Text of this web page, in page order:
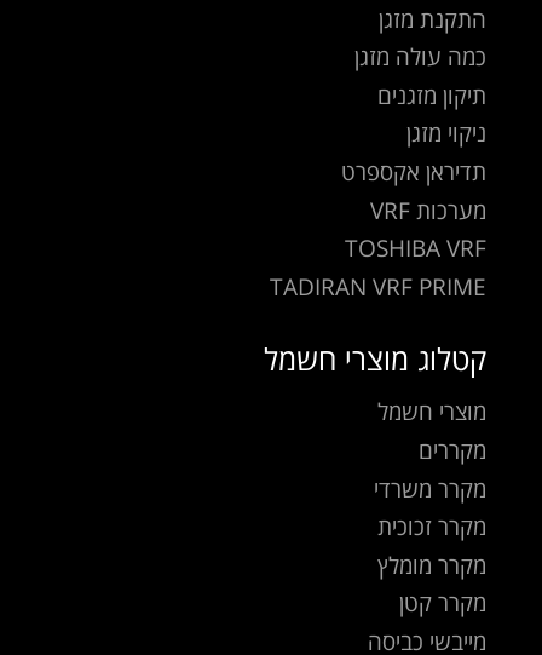
התקנת מזגן
כמה עולה מזגן
תיקון מזגנים
ניקוי מזגן
תדיראן אקספרט
מערכות VRF
TOSHIBA VRF
TADIRAN VRF PRIME
קטלוג מוצרי חשמל
מוצרי חשמל
מקררים
מקרר משרדי
מקרר זכוכית
מקרר מומלץ
מקרר קטן
מייבשי כביסה